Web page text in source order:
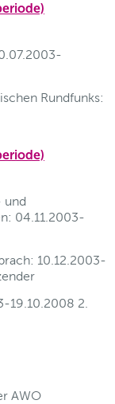
Rundfunks:
und
04.11.2003-
10.12.2003-
19.10.2008 2.
AWO